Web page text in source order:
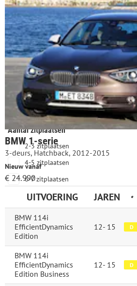
Plug-in
niet plug-in
plug-in
Aantal deuren
2-3 deuren
4-5 deuren
Aantal zitplaatsen
2-3 zitplaatsen
4-5 zitplaatsen
6-7 zitplaatsen
8-9 zitplaatsen
Aandrijving
achterwielaandrijving
4WD
voorwielaandrijving
BMW 1-serie
3-deurs, Hatchback, 2012-2015
Nieuw vanaf
€ 24.990
UITVOERING JAREN
BMW 114i
EfficientDynamics
Edition
12- 15 D
BMW 114i
EfficientDynamics
Edition Business
12- 15 D